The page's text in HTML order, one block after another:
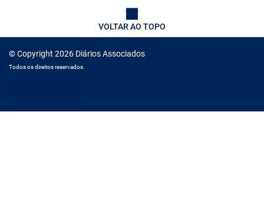
VOLTAR AO TOPO
© Copyright 2026 Diários Associados
Todos os direitos reservados.